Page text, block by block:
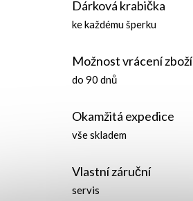
Dárková krabička
ke každému šperku
Možnost vrácení zboží
do 90 dnů
Okamžitá expedice
vše skladem
Vlastní záruční
servis